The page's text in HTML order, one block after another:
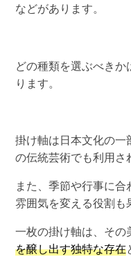
などがあります。
どの種類を選ぶべきか
ります。
掛け軸は日本文化の
の伝統芸術でも利用さ
また、季節や行事に
雰囲気を変える役割も
一枚の掛け軸は、その
を醸し出す独特な存在